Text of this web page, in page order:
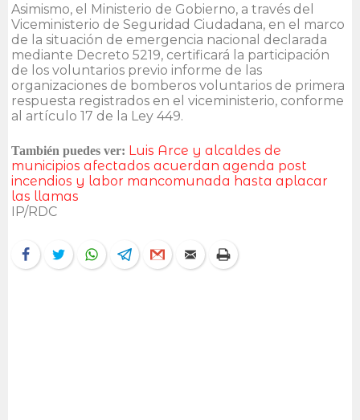
Asimismo, el Ministerio de Gobierno, a través del
Viceministerio de Seguridad Ciudadana, en el marco
de la situación de emergencia nacional declarada
mediante Decreto 5219, certificará la participación
de los voluntarios previo informe de las
organizaciones de bomberos voluntarios de primera
respuesta registrados en el viceministerio, conforme
al artículo 17 de la Ley 449.
También puedes ver: Luis Arce y alcaldes de
municipios afectados acuerdan agenda post
incendios y labor mancomunada hasta aplacar
las llamas
IP/RDC